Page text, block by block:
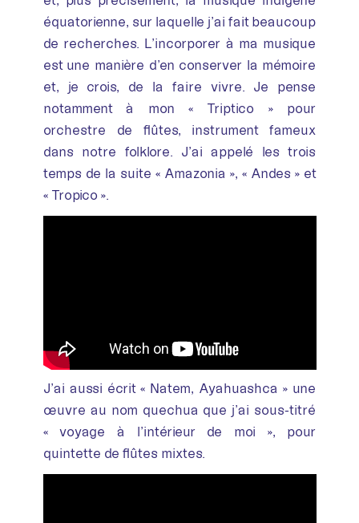
équatorienne, sur laquelle j’ai fait beaucoup
de recherches. L’incorporer à ma musique
est une manière d’en conserver la mémoire
et, je crois, de la faire vivre. Je pense
notamment à mon « Triptico » pour
orchestre de flûtes, instrument fameux
dans notre folklore. J’ai appelé les trois
temps de la suite « Amazonia », « Andes » et
« Tropico ».
J’ai aussi écrit « Natem, Ayahuashca » une
œuvre au nom quechua que j’ai sous-titré
« voyage à l’intérieur de moi », pour
quintette de flûtes mixtes.